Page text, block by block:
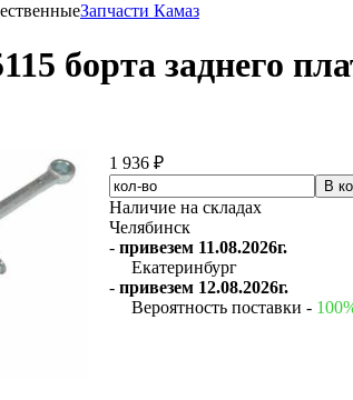
Запчасти Камаз
борта заднего
1 936 ₽
Наличие на складах
Челябинск
- привезем 11.08.2026г.
Екатеринбург
- привезем 12.08.2026г.
Вероятность поставки -